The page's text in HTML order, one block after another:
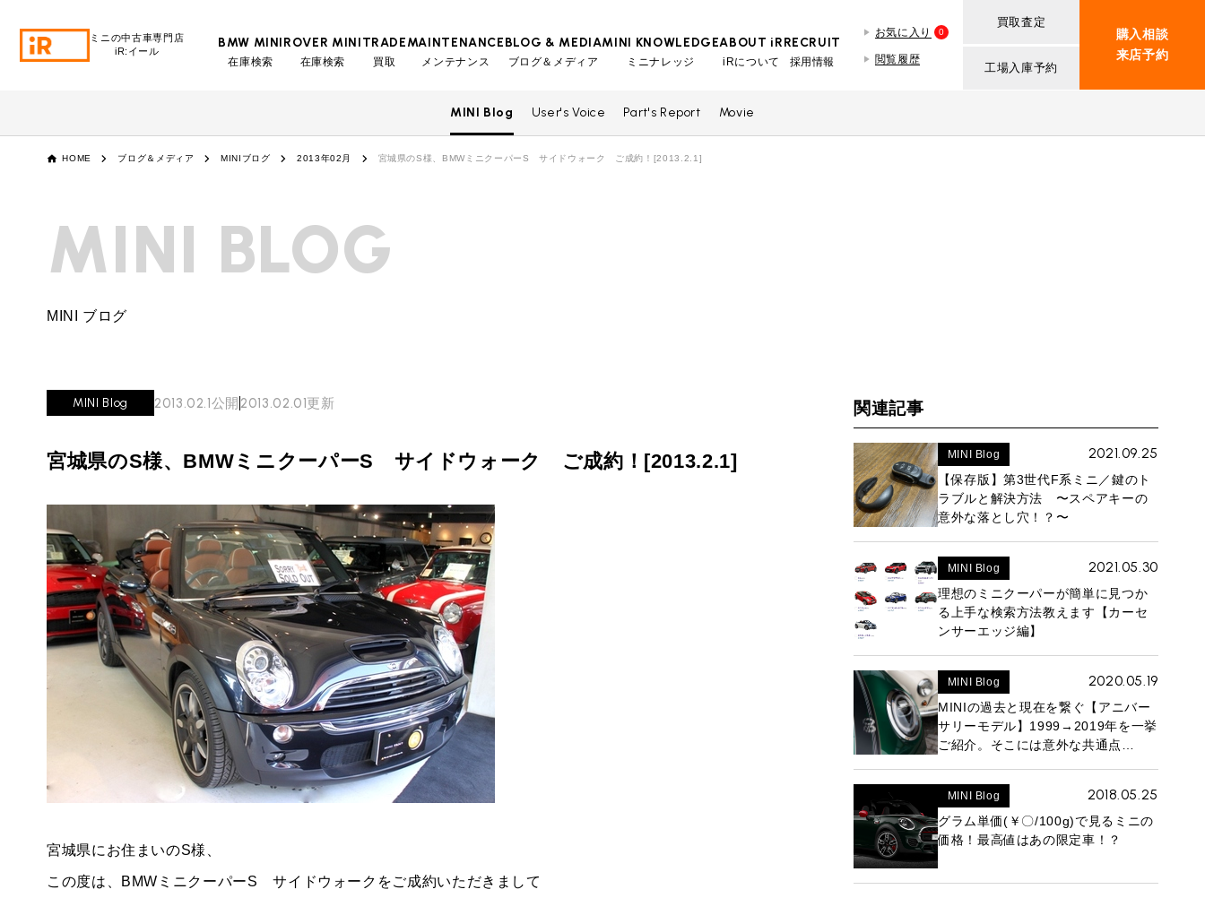
ミニの中古車専門店
iR:イール
BMW MINI
在庫検索
ROVER MINI
在庫検索
TRADE
買取
iRの買取が他社よりも高い理由
MAINTENANCE
メンテナンス
TOP
工場入庫予約
BLOG & MEDIA
ブログ＆メディア
TOP
MINI Blog スタッフブログ
MINI KNOWLEDGE
ミニナレッジ
TOP
BMWミニナレッジ
ABOUT iR
iRについて
会社概要
RECRUIT
採用情報
お気に入り 0
閲覧履歴
買取査定
工場入庫予約
購入相談
来店予約
ROVER MINI ローバーミニ 在庫検索
TRADE
iRの買取が他社よりも高い理由
必要書類
BMWミニ買取査定依頼
ローバーミニ買取査定依頼
MAINTENANCE
最近の修理実績
TOP
MINI Blog
Part's Report パーツ販売のご案内
Movie 動画一覧
MINI KNOWLEDGE ミニナレッジ
TOP
BMWミニナレッジ
ローバーミニナレッジ
ABOUT iR iRについて
スタッフ紹介
MAP
リクルート
採用情報
お知らせ
お問い合わせ
MINI Blog User's Voice Part's Report Movie
HOME ブログ＆メディア MINIブログ 2013年02月 宮城県のS様、BMWミニクーパーS サイドウォーク ご成約！[2013.2.1]
MINI BLOG
MINI ブログ
MINI Blog 2013.02.1公開 2013.02.01更新
宮城県のS様、BMWミニクーパーS サイドウォーク ご成約！[2013.2.1]
宮城県にお住まいのS様、
この度は、BMWミニクーパーS サイドウォークをご成約いただきまして
関連記事
MINI Blog 2021.09.25
【保存版】第3世代F系ミニ／鍵のト
ラブルと解決方法 〜スペアキーの
意外な落とし穴！？〜
MINI Blog 2021.05.30
理想のミニクーパーが簡単に見つか
る上手な検索方法教えます【カーセ
ンサーエッジ編】
MINI Blog 2020.05.19
MINIの過去と現在を繋ぐ【アニバー
サリーモデル】1999→2019年を一挙
ご紹介。そこには意外な共通点
MINI Blog 2018.05.25
グラム単価(￥〇/100g)で見るミニの
価格！最高値はあの限定車！？